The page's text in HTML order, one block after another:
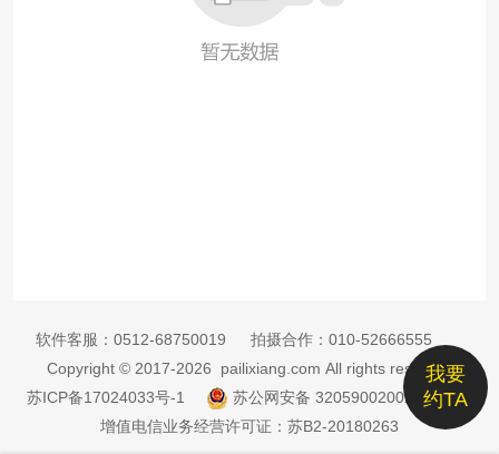
我要
约TA
软件客服： 0512-68750019 拍摄合作： 010-52666555
Copyright © 2017-2026 pailixiang.com All rights reserved
苏ICP备17024033号-1
苏公网安备 32059002002885号
增值电信业务经营许可证：苏B2-20180263